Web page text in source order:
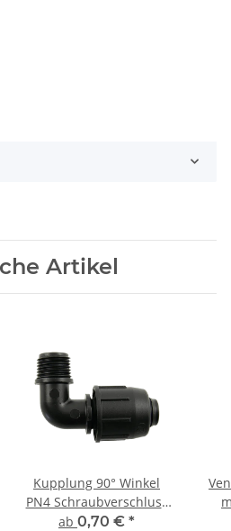
Artikel
Kupplung 90° Winkel
PN4 Schraubverschluss
x AG
ab 0,70 € *